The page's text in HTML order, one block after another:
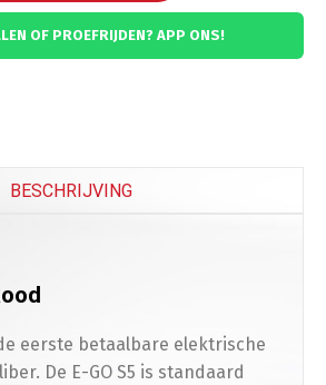
OF PROEFRIJDEN? APP ONS!
BESCHRIJVING
de eerste betaalbare elektrische
De E-GO S5 is standaard